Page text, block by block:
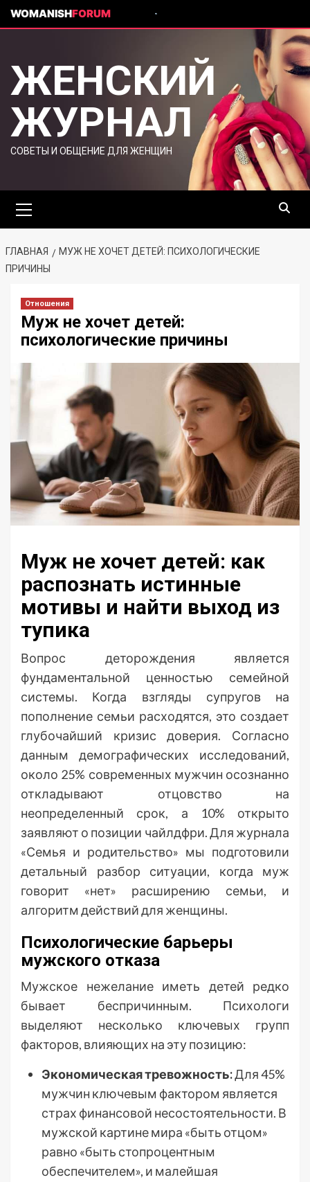
WOMANISHFORUM
ЖЕНСКИЙ
ЖУРНАЛ
СОВЕТЫ И ОБЩЕНИЕ ДЛЯ ЖЕНЩИН
ГЛАВНАЯ
МУЖ НЕ ХОЧЕТ ДЕТЕЙ: ПСИХОЛОГИЧЕСКИЕ
ПРИЧИНЫ
Отношения
Муж не хочет детей:
психологические причины
Муж не хочет детей: как
распознать истинные
мотивы и найти выход из
тупика
Вопрос деторождения является
фундаментальной ценностью семейной
системы. Когда взгляды супругов на
пополнение семьи расходятся, это создает
глубочайший кризис доверия. Согласно
данным демографических исследований,
около 25% современных мужчин осознанно
откладывают отцовство на
неопределенный срок, а 10% открыто
заявляют о позиции чайлдфри. Для журнала
«Семья и родительство» мы подготовили
детальный разбор ситуации, когда муж
говорит «нет» расширению семьи, и
алгоритм действий для женщины.
Психологические барьеры
мужского отказа
Мужское нежелание иметь детей редко
бывает беспричинным. Психологи
выделяют несколько ключевых групп
факторов, влияющих на эту позицию:
Экономическая тревожность:Для 45%
мужчин ключевым фактором является
страх финансовой несостоятельности. В
мужской картине мира «быть отцом»
равно «быть стопроцентным
обеспечителем», и малейшая